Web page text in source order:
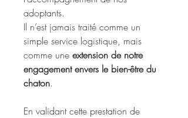
adoptants.
Il n’est jamais traité comme un
simple service logistique, mais
comme une extension de notre
engagement envers le bien-être du
chaton.
En validant cette prestation de